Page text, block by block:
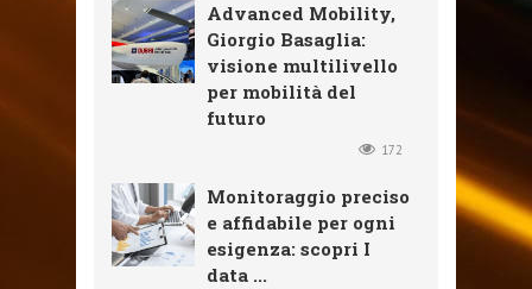
Advanced Mobility,
Giorgio Basaglia:
visione multilivello
per mobilità del
futuro
172
Monitoraggio preciso
e affidabile per ogni
esigenza: scopri I
data ...